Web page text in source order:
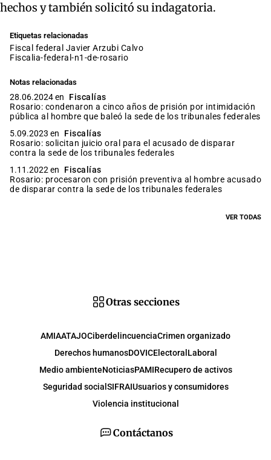
hechos y también solicitó su indagatoria.
Etiquetas relacionadas
fiscal federal Javier Arzubi Calvo
fiscalia-federal-n1-de-rosario
Notas relacionadas
28.06.2024 en
Fiscalías
Rosario: condenaron a cinco años de prisión por intimidación
pública al hombre que baleó la sede de los tribunales federales
5.09.2023 en
Fiscalías
Rosario: solicitan juicio oral para el acusado de disparar
contra la sede de los tribunales federales
1.11.2022 en
Fiscalías
Rosario: procesaron con prisión preventiva al hombre acusado
de disparar contra la sede de los tribunales federales
VER TODAS
Contáctanos
Otras secciones
AMIAATAJOCiberdelincuenciaCrimen organizado
Derechos humanosDOVICElectoral Laboral
Medio ambienteNoticiasPAMIRecupero de activos
Seguridad social SIFRAIUsuarios y consumidores
Violencia institucional